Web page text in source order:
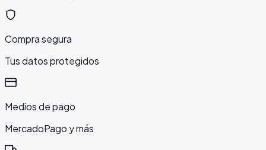
Compra segura
Tus datos protegidos
Medios de pago
MercadoPago y más